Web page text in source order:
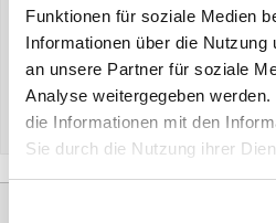
Funktionen für soziale Medien
Informationen über die Nutzung
an unsere Partner für soziale
Analyse weitergegeben
die Informationen mit den
Sie durch die Nutzung ihrer
Nur bei fairair.eu
- Keine Versandkosten DE > €